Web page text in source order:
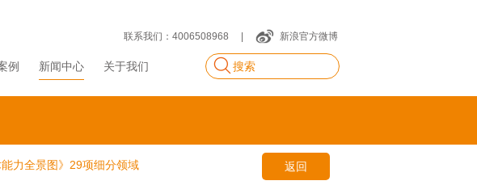
联系我们：4006508968 新浪官方微博
例 新闻中心 关于我们
力全景图》29项细分领域 返回